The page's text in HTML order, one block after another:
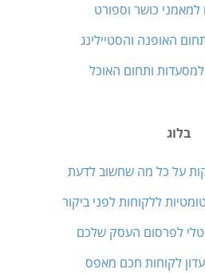
למאמני כושר וספורט
האופנה והסטיילינג
למסעדות ותחום האוכל
בלוג
ללקוחות לפני ביקור
לפרסום העסק שלכם
לקוחות חכם מאפס